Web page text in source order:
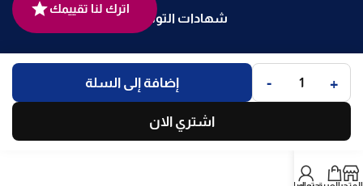
شهادات التوثيق
جميع الحقوق محفوظة لـمتجر بلت إن© 2025.
تم التطوير بواسطةCode Times
. +
- إضافة إلى السلة
اشتري الان
اترك لنا تقييمك